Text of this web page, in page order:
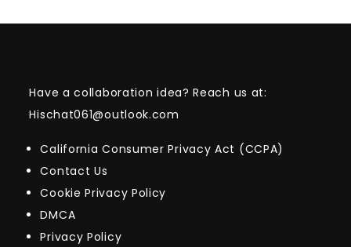
Have a collaboration idea? Reach us at:
Hischat061@outlook.com
California Consumer Privacy Act (CCPA)
Contact Us
Cookie Privacy Policy
DMCA
Privacy Policy